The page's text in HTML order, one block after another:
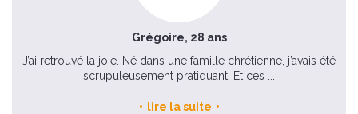
Grégoire, 28 ans
J’ai retrouvé la joie. Né dans une famille chrétienne, j’avais été
scrupuleusement pratiquant. Et ces ...
lire la suite